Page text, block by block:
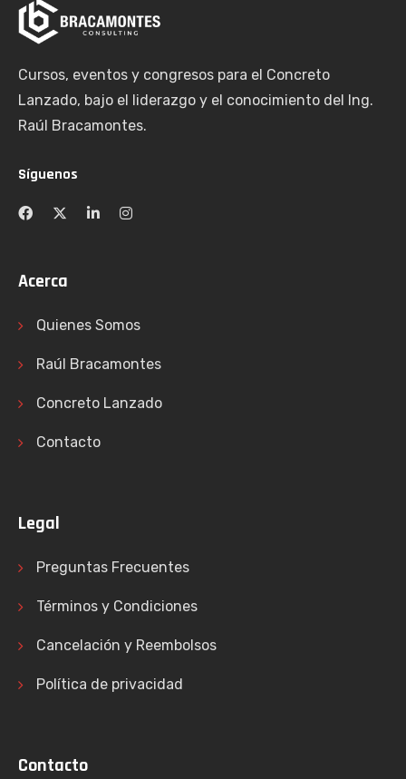
Cursos, eventos y congresos para el Concreto
Lanzado, bajo el liderazgo y el conocimiento del Ing.
Raúl Bracamontes.
Síguenos
Acerca
Quienes Somos
Raúl Bracamontes
Concreto Lanzado
Contacto
Legal
Preguntas Frecuentes
Términos y Condiciones
Cancelación y Reembolsos
Política de privacidad
Contacto